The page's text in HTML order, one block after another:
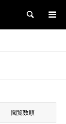
検索
閲覧数順